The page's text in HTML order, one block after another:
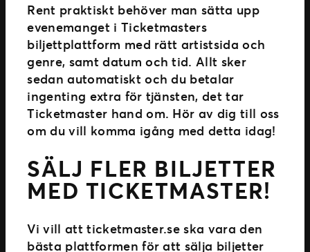
Rent praktiskt behöver man sätta upp
evenemanget i Ticketmasters
biljettplattform med rätt artistsida och
genre, samt datum och tid. Allt sker
sedan automatiskt och du betalar
ingenting extra för tjänsten, det tar
Ticketmaster hand om. Hör av dig till oss
om du vill komma igång med detta idag!
SÄLJ FLER BILJETTER
MED TICKETMASTER!
Vi vill att ticketmaster.se ska vara den
bästa plattformen för att sälja biljetter